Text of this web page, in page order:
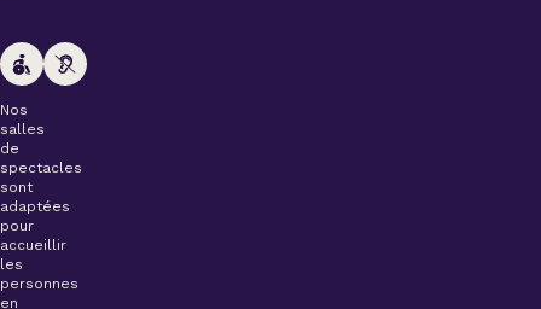
Nos
salles
de
spectacles
sont
adaptées
pour
accueillir
les
personnes
en